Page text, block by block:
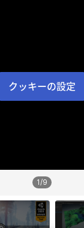
クッキーの設定
1/9